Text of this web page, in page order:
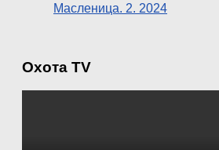
Масленица. 2. 2024
Охота TV